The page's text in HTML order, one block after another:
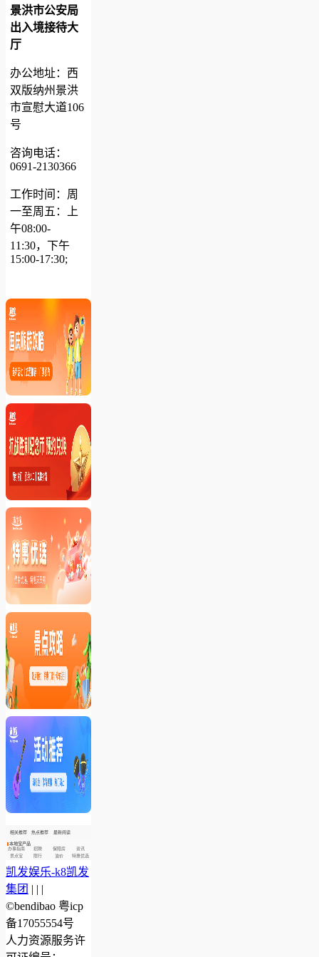
景洪市公安局
出入境接待大
厅
办公地址：西
双版纳州景洪
市宣慰大道106
号
咨询电话：
0691-2130366
工作时间：周
一至周五：上
午08:00-
11:30，下午
15:00-17:30;
相关推荐 热点推荐 最新阅读
本地宝产品
办事指南
招聘 保障房
资讯
景点宝
限行 油价 特惠优选
凯发娱乐-k8凯发
集团 | | |
©bendibao 粤icp
备17055554号
人力资源服务许